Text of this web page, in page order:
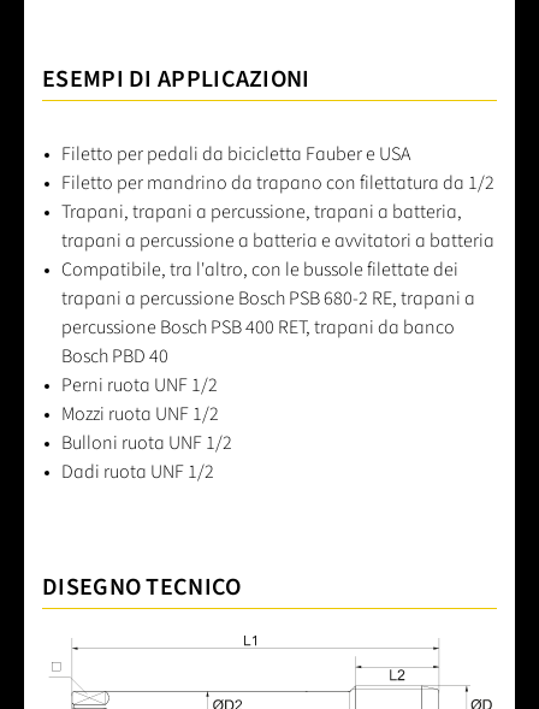
ESEMPI DI APPLICAZIONI
Filetto per pedali da bicicletta Fauber e USA
Filetto per mandrino da trapano con filettatura da 1/2
Trapani, trapani a percussione, trapani a batteria,
trapani a percussione a batteria e avvitatori a batteria
Compatibile, tra l'altro, con le bussole filettate dei
trapani a percussione Bosch PSB 680-2 RE, trapani a
percussione Bosch PSB 400 RET, trapani da banco
Bosch PBD 40
Perni ruota UNF 1/2
Mozzi ruota UNF 1/2
Bulloni ruota UNF 1/2
Dadi ruota UNF 1/2
DISEGNO TECNICO